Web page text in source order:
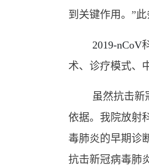
到关键作用。”此
2019-nCoV
术、诊疗模式、
虽然抗击
依据。我院放射
毒肺炎的早期诊
抗击新冠病毒肺